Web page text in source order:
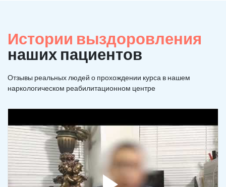
Истории выздоровления
наших пациентов
Отзывы реальных людей о прохождении курса в нашем
наркологическом реабилитационном центре